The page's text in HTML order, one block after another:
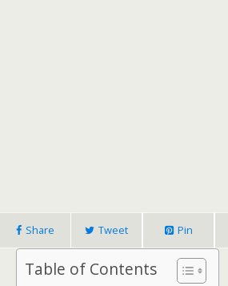
Share Tweet Pin
Table of Contents